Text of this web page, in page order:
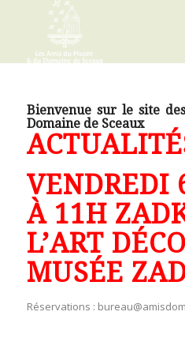
Bienvenue sur le site
Domaine de Sceaux
VENDREDI
À 11H
L’ART
MUSÉE
Réservations :